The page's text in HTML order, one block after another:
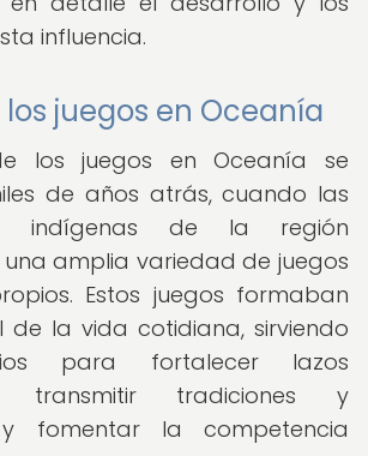
influencia.
los juegos en Oceanía
los juegos en Oceanía se
de años atrás, cuando las
indígenas de la región
amplia variedad de juegos
Estos juegos formaban
de la vida cotidiana, sirviendo
para fortalecer lazos
transmitir tradiciones y
y fomentar la competencia